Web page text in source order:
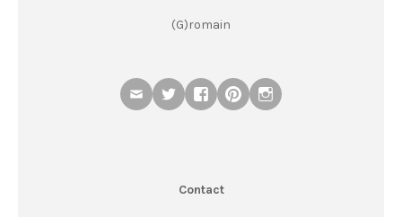
(G)romain
Contact